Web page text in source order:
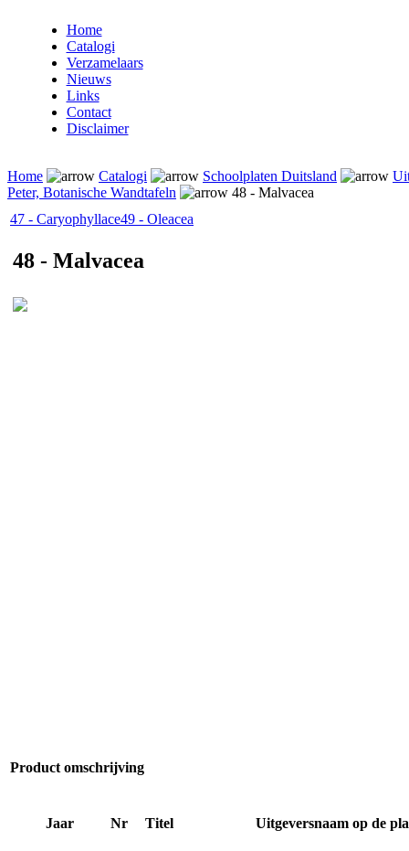
Home
Catalogi
Verzamelaars
Nieuws
Links
Contact
Disclaimer
Home Catalogi Schoolplaten Duitsland
Peter, Botanische Wandtafeln
48 - Malvacea
47 - Caryophyllace49 - Oleacea
48 - Malvacea
Product omschrijving
Jaar Nr Titel Uitgeversnaam op de